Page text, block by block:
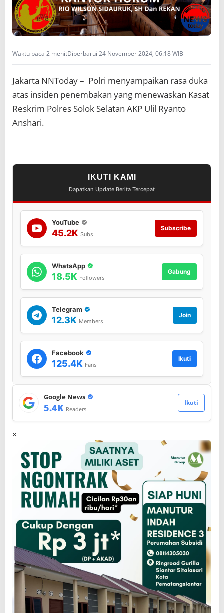
t
a
k
e
l
m
r
h
u
m
a
t
o
Waktu baca 2 menitDiperbarui 24 November 2024, 06:18 WIB
Jakarta NNToday – Polri menyampaikan rasa duka
atas insiden penembakan yang menewaskan Kasat
Reskrim Polres Solok Selatan AKP Ulil Ryanto
Anshari.
IKUTI KAMI
Dapatkan Update Berita Tercepat
YouTube
45.2K Subs
Subscribe
WhatsApp
18.5K Followers
Gabung
Telegram
12.3K Members
Join
Facebook
125.4K Fans
Ikuti
Google News
5.4K Readers
Ikuti
×